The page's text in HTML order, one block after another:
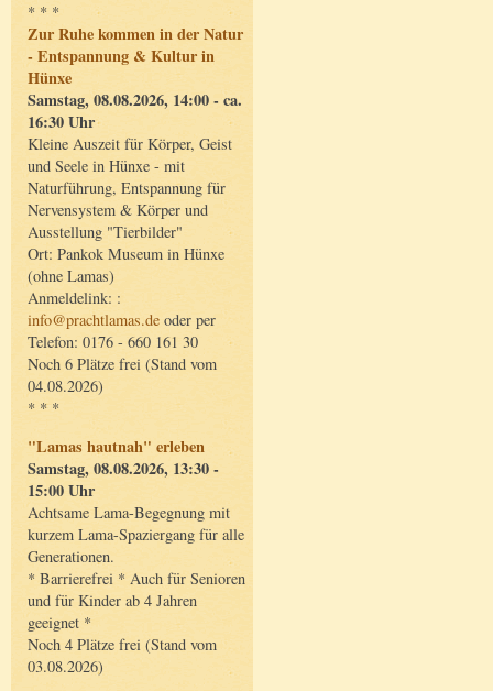
* * *
Zur Ruhe kommen in der Natur
- Entspannung & Kultur in
Hünxe
Samstag, 08.08.2026, 14:00 - ca.
16:30 Uhr
Kleine Auszeit für Körper, Geist
und Seele in Hünxe - mit
Naturführung, Entspannung für
Nervensystem & Körper und
Ausstellung "Tierbilder"
Ort: Pankok Museum in Hünxe
(ohne Lamas)
Anmeldelink: :
info@prachtlamas.de oder per
Telefon: 0176 - 660 161 30
Noch 6 Plätze frei (Stand vom
04.08.2026)
* * *
"Lamas hautnah" erleben
Samstag, 08.08.2026, 13:30 -
15:00 Uhr
Achtsame Lama-Begegnung mit
kurzem Lama-Spaziergang für alle
Generationen.
* Barrierefrei * Auch für Senioren
und für Kinder ab 4 Jahren
geeignet *
Noch 4 Plätze frei (Stand vom
03.08.2026)